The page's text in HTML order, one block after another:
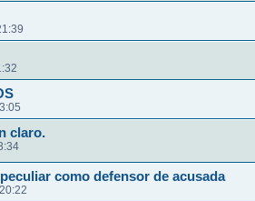
claro.
como defensor de acusada